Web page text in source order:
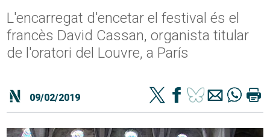
L'encarregat d'encetar el festival és el
francès David Cassan, organista titular
de l'oratori del Louvre, a París
09/02/2019